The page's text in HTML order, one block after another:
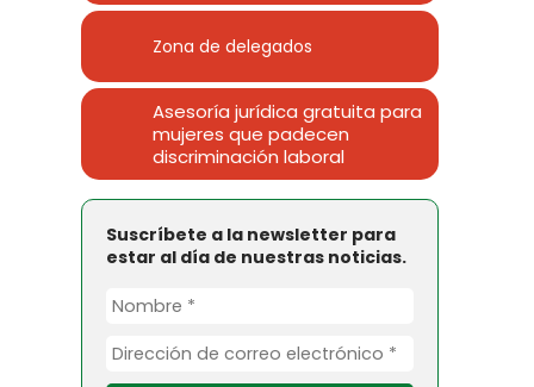
Zona de delegados
Asesoría jurídica gratuita para
mujeres que padecen
discriminación laboral
Suscríbete a la newsletter para
estar al día de nuestras noticias.